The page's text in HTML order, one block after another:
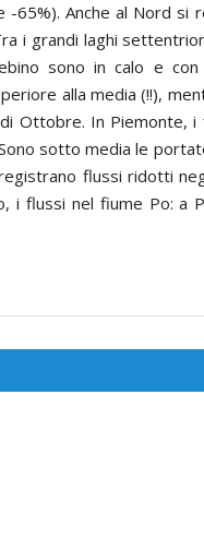
65%). Anche al Nord si
i grandi laghi
sono in calo e
alla media (!!),
Ottobre. In Piemonte, i
sotto media le
flussi ridotti
i flussi nel fiume Po: a